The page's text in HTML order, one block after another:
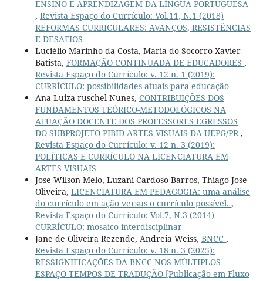
ENSINO E APRENDIZAGEM DA LÍNGUA PORTUGUESA
, Revista Espaço do Currículo: Vol.11, N.1 (2018)
REFORMAS CURRICULARES: AVANÇOS, RESISTÊNCIAS
E DESAFIOS
Luciélio Marinho da Costa, Maria do Socorro Xavier
Batista, FORMAÇÃO CONTINUADA DE EDUCADORES ,
Revista Espaço do Currículo: v. 12 n. 1 (2019):
CURRÍCULO: possibilidades atuais para educação
Ana Luiza ruschel Nunes, CONTRIBUIÇÕES DOS
FUNDAMENTOS TEÓRICO-METODOLÓGICOS NA
ATUAÇÃO DOCENTE DOS PROFESSORES EGRESSOS
DO SUBPROJETO PIBID-ARTES VISUAIS DA UEPG/PR,
Revista Espaço do Currículo: v. 12 n. 3 (2019):
POLÍTICAS E CURRÍCULO NA LICENCIATURA EM
ARTES VISUAIS
Jose Wilson Melo, Luzani Cardoso Barros, Thiago Jose
Oliveira, LICENCIATURA EM PEDAGOGIA: uma análise
do currículo em ação versus o currículo possível. ,
Revista Espaço do Currículo: Vol.7, N.3 (2014)
CURRÍCULO: mosaico interdisciplinar
Jane de Oliveira Rezende, Andreia Weiss, BNCC ,
Revista Espaço do Currículo: v. 18 n. 3 (2025):
RESSIGNIFICAÇÕES DA BNCC NOS MÚLTIPLOS
ESPAÇO-TEMPOS DE TRADUÇÃO [Publicação em Fluxo